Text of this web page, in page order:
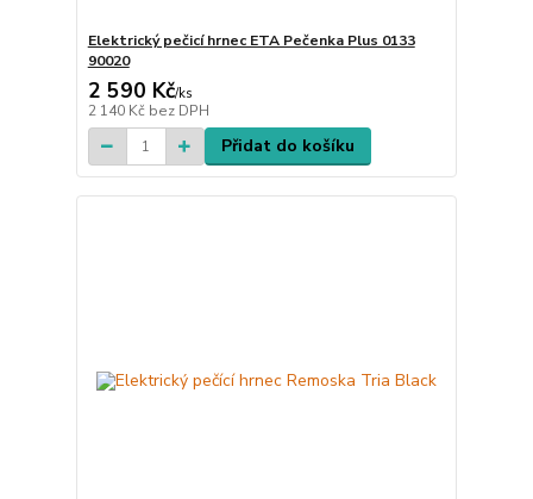
Elektrický pečicí hrnec ETA Pečenka Plus 0133
90020
2 590 Kč/ks
2 140 Kč bez DPH
Přidat do košíku